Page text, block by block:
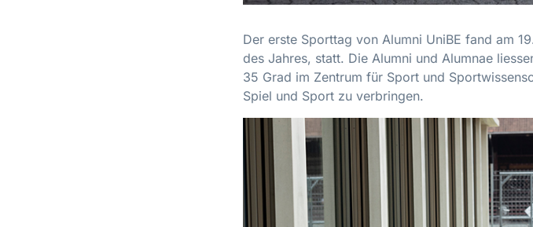
Der erste Sporttag von Alumni UniBE fand am
des Jahres, statt. Die Alumni und Alumnae
35 Grad im Zentrum für Sport und
Spiel und Sport zu verbringen.